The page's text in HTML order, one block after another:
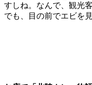
すしね。なんで、観光
でも、目の前でエビを